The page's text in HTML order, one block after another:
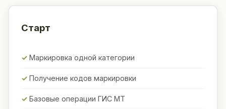
Старт
Маркировка одной категории
Получение кодов маркировки
Базовые операции ГИС МТ